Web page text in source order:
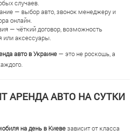
случаев.
— выбор авто, звонок менеджеру и
онлайн.
— чёткий договор, возможность
или аксессуары.
авто в Украине — это не роскошь, а
АРЕНДА АВТО НА СУТКИ
на день в Киевезависит от класса